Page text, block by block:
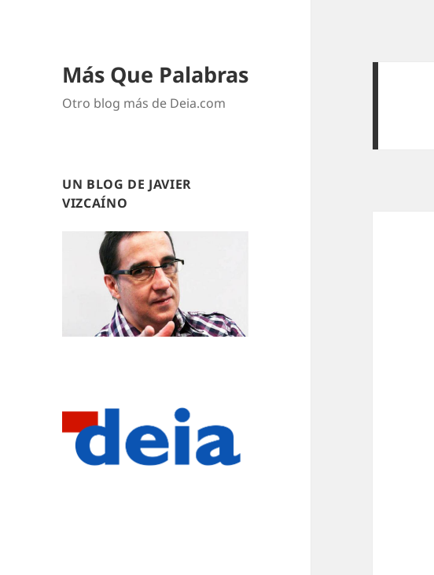
Más Que Palabras
Otro blog más de Deia.com
UN BLOG DE JAVIER
VIZCAÍNO